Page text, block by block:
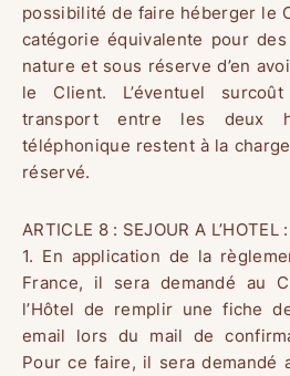
possibilité de faire héberger le
catégorie équivalente pour
nature et sous réserve d’en
le Client. L’éventuel
transport entre les deux
téléphonique restent à la
réservé.
ARTICLE 8 : SEJOUR A L’HOTEL :
1. En application de la
France, il sera demandé au
l’Hôtel de remplir une fiche
email lors du mail de
Pour ce faire, il sera demandé